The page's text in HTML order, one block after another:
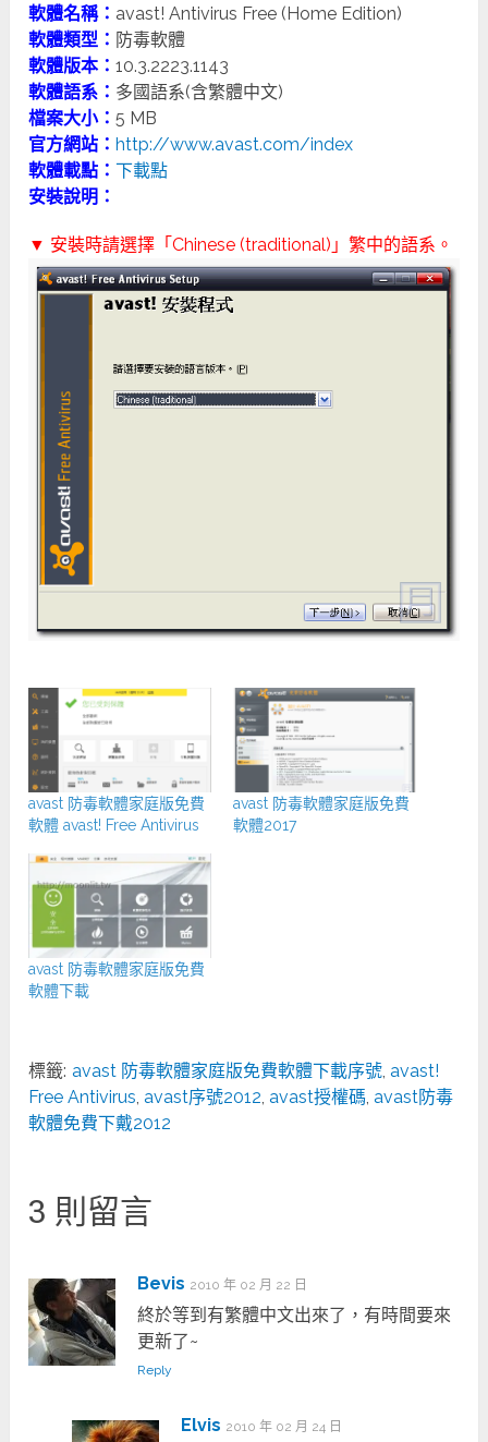
軟體名稱： avast! Antivirus Free (Home Edition)
軟體類型： 防毒軟體
軟體版本：10.3.2223.1143
軟體語系： 多國語系(含繁體中文)
檔案大小：5 MB
官方網站：http://www.avast.com/index
軟體載點：下載點
安裝說明：
▼ 安裝時請選擇「Chinese (traditional)」繁中的語系。
avast 防毒軟體家庭版免費
軟體 avast! Free Antivirus
avast 防毒軟體家庭版免費
軟體2017
avast 防毒軟體家庭版免費
軟體下載
標籤: avast 防毒軟體家庭版免費軟體下載序號,avast!
Free Antivirus,avast序號2012,avast授權碼,avast防毒
軟體免費下戴2012
3 則留言
Bevis 2010 年 02 月 22 日
終於等到有繁體中文出來了，有時間要來
更新了~
Reply
Elvis 2010 年 02 月 24 日